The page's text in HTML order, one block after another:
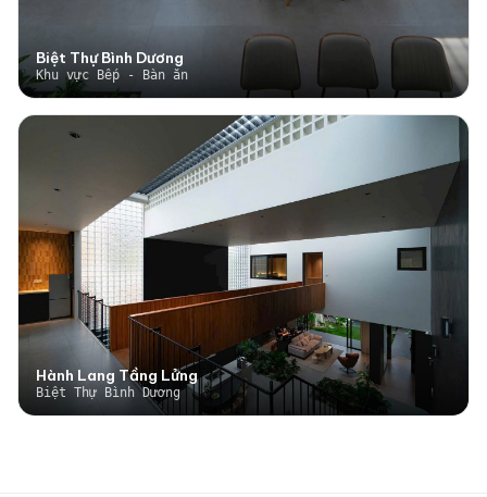
Biệt Thự Bình Dương
Khu vực Bếp - Bàn ăn
Hành Lang Tầng Lửng
Biệt Thự Bình Dương